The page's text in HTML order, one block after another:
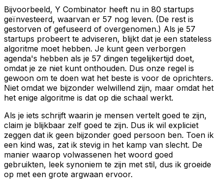
Bijvoorbeeld, Y Combinator heeft nu in 80 startups
geïnvesteerd, waarvan er 57 nog leven. (De rest is
gestorven of gefuseerd of overgenomen.) Als je 57
startups probeert te adviseren, blijkt dat je een stateless
algoritme moet hebben. Je kunt geen verborgen
agenda's hebben als je 57 dingen tegelijkertijd doet,
omdat je ze niet kunt onthouden. Dus onze regel is
gewoon om te doen wat het beste is voor de oprichters.
Niet omdat we bijzonder welwillend zijn, maar omdat het
het enige algoritme is dat op die schaal werkt.
Als je iets schrijft waarin je mensen vertelt goed te zijn,
claim je blijkbaar zelf goed te zijn. Dus ik wil expliciet
zeggen dat ik geen bijzonder goed persoon ben. Toen ik
een kind was, zat ik stevig in het kamp van slecht. De
manier waarop volwassenen het woord goed
gebruikten, leek synoniem te zijn met stil, dus ik groeide
op met een grote argwaan ervoor.